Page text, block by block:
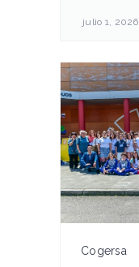
julio 1, 2026
Cogersa